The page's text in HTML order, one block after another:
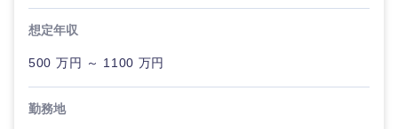
想定年収
500 万円 ～ 1100 万円
勤務地